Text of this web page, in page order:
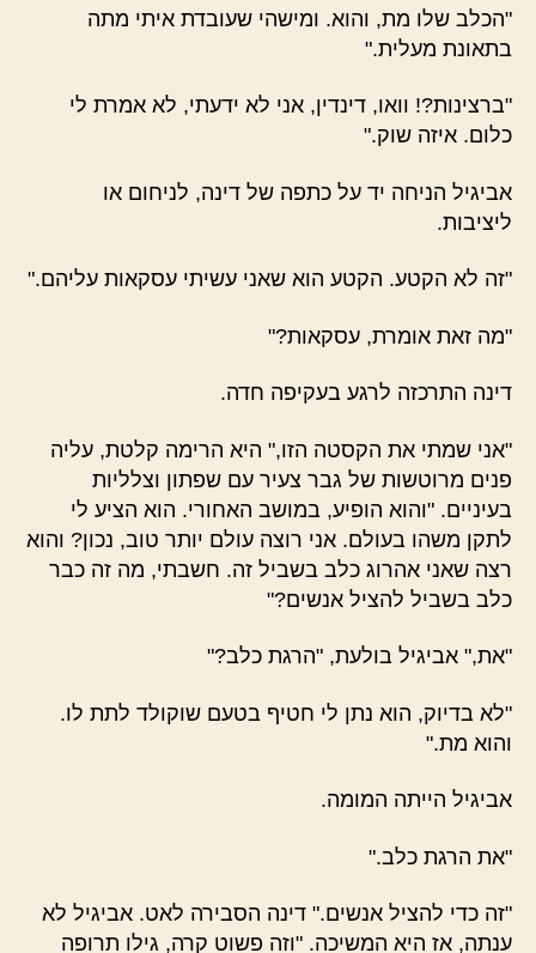
"הכלב שלו מת, והוא. ומישהי שעובדת איתי מתה
בתאונת מעלית."
"ברצינות?! וואו, דינדין, אני לא ידעתי, לא אמרת לי
כלום. איזה שוק."
אביגיל הניחה יד על כתפה של דינה, לניחום או
ליציבות.
"זה לא הקטע. הקטע הוא שאני עשיתי עסקאות עליהם."
"מה זאת אומרת, עסקאות?"
דינה התרכזה לרגע בעקיפה חדה.
"אני שמתי את הקסטה הזו," היא הרימה קלטת, עליה
פנים מרוטשות של גבר צעיר עם שפתון וצלליות
בעיניים. "והוא הופיע, במושב האחורי. הוא הציע לי
לתקן משהו בעולם. אני רוצה עולם יותר טוב, נכון? והוא
רצה שאני אהרוג כלב בשביל זה. חשבתי, מה זה כבר
כלב בשביל להציל אנשים?"
"את," אביגיל בולעת, "הרגת כלב?"
"לא בדיוק, הוא נתן לי חטיף בטעם שוקולד לתת לו.
והוא מת."
אביגיל הייתה המומה.
"את הרגת כלב."
"זה כדי להציל אנשים." דינה הסבירה לאט. אביגיל לא
ענתה, אז היא המשיכה. "וזה פשוט קרה, גילו תרופה